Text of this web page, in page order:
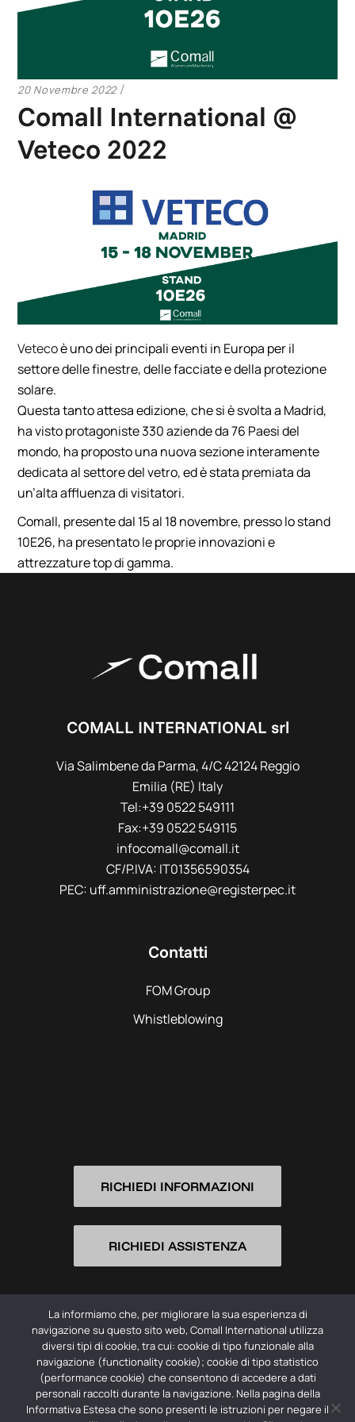
20 Novembre 2022
Comall International @
Veteco 2022
Vetecoè uno dei principali eventi in Europa per il
settore delle finestre, delle facciate e della protezione
solare.
Questa tanto attesa edizione, che si è svolta a Madrid,
ha visto protagoniste 330 aziende da 76 Paesi del
mondo, ha proposto una nuova sezione interamente
dedicata al settore del vetro, ed è stata premiata da
un’alta affluenza di visitatori.
Comall, presente dal 15 al 18 novembre, presso lo stand
10E26, ha presentato le proprie innovazioni e
attrezzature top di gamma.
COMALL INTERNATIONAL srl
Via Salimbene da Parma, 4/C 42124 Reggio
Emilia (RE) Italy
Tel:+39 0522 549111
Fax:+39 0522 549115
infocomall@comall.it
CF/P.IVA: IT01356590354
PEC: uff.amministrazione@registerpec.it
Contatti
FOM Group
Whistleblowing
RICHIEDI INFORMAZIONI
RICHIEDI ASSISTENZA
© 2026 Comall International Srl - Privacy Policy
Società con socio unico | Registro imprese CCIIA dell’
La informiamo che, per migliorare la sua esperienza di
navigazione su questo sito web, Comall International utilizza
diversi tipi di cookie, tra cui: cookie di tipo funzionale alla
navigazione (functionality cookie); cookie di tipo statistico
(performance cookie) che consentono di accedere a dati
personali raccolti durante la navigazione. Nella pagina della
Informativa Estesa che sono presenti le istruzioni per negare il